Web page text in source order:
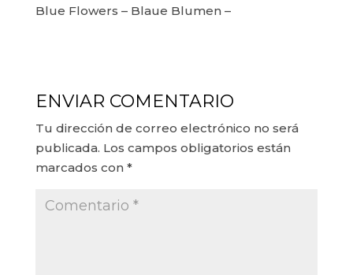
Blue Flowers – Blaue Blumen –
ENVIAR COMENTARIO
Tu dirección de correo electrónico no será
publicada. Los campos obligatorios están
marcados con *